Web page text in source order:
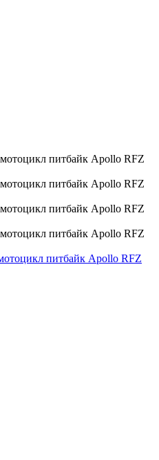
питбайк Apollo RFZ